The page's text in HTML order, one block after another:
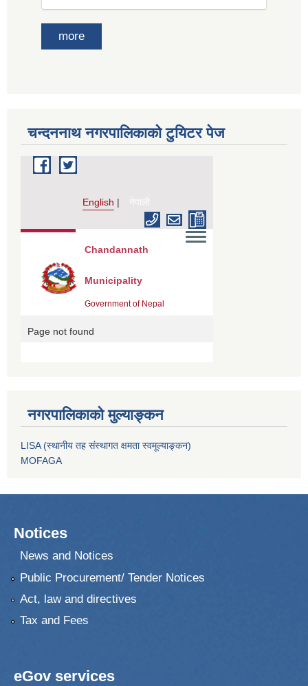
more
चन्दननाथ नगरपालिकाको टुयिटर पेज
नगरपालिकाको मुल्याङ्कन
LISA (स्थानीय तह संस्थागत क्षमता स्वमूल्याङ्कन)
MOFAGA
Notices
News and Notices
Public Procurement/ Tender Notices
Act, law and directives
Tax and Fees
eGov services